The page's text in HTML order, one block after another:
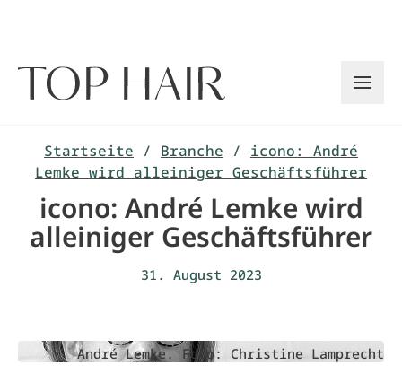
Startseite / Branche / icono: André
Lemke wird alleiniger Geschäftsführer
icono: André Lemke wird
alleiniger Geschäftsführer
31. August 2023
André Lemke. Foto: Christine Lamprecht